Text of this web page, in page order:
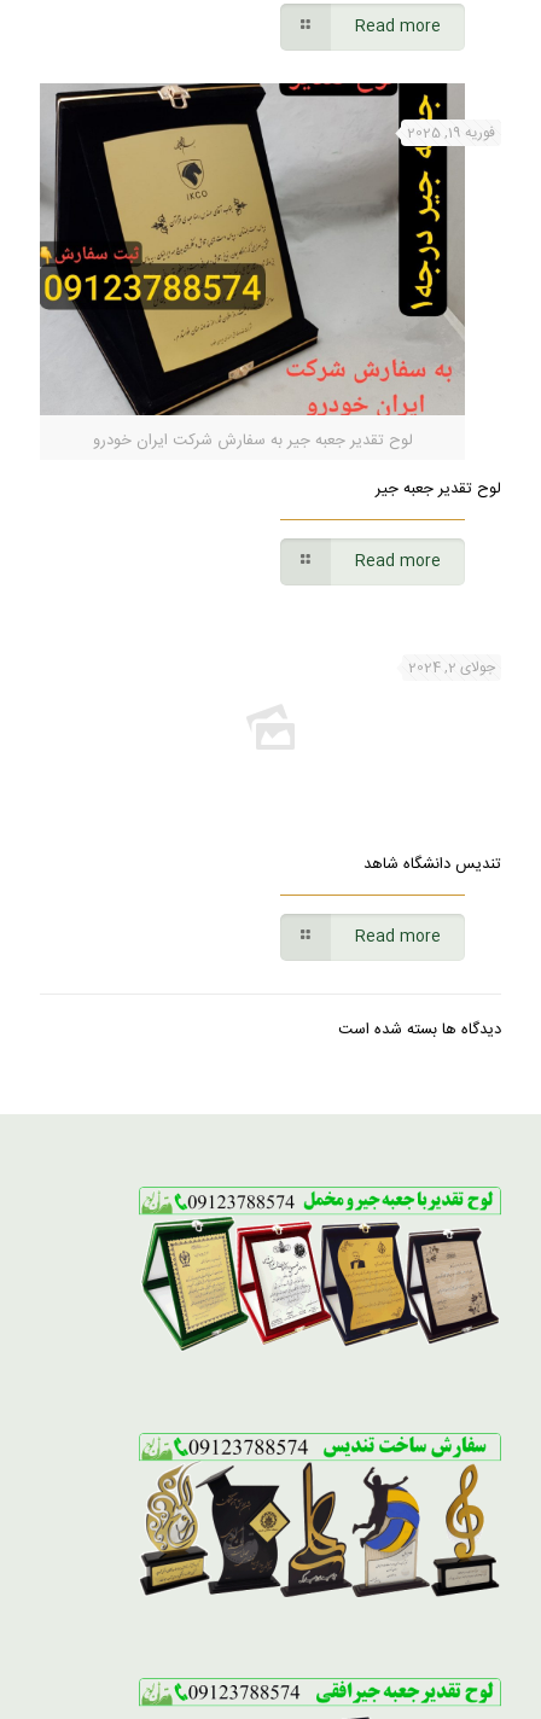
Read more
لوح تقدیر جعبه جیر به سفارش شرکت ایران خودرو
فوریه 19, 2025
لوح تقدیر جعبه جیر
Read more
جولای 2, 2024
تندیس دانشگاه شاهد
Read more
دیدگاه ها بسته شده است